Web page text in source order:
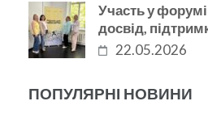
Участь у
досвід,
22.05.2026
ПОПУЛЯРНІ НОВИНИ